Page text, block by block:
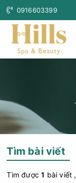
0916603399
Tìm bài viết
Tìm được1 bài viết